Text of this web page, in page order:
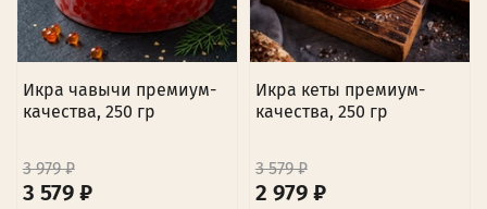
Икра чавычи премиум-
качества, 250 гр
3 979 ₽
3 579 ₽
Икра кеты премиум-
качества, 250 гр
3 579 ₽
2 979 ₽